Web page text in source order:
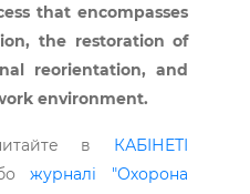
that encompasses
the restoration of
reorientation, and
environment.
в КАБІНЕТІ
журналі "Охорона